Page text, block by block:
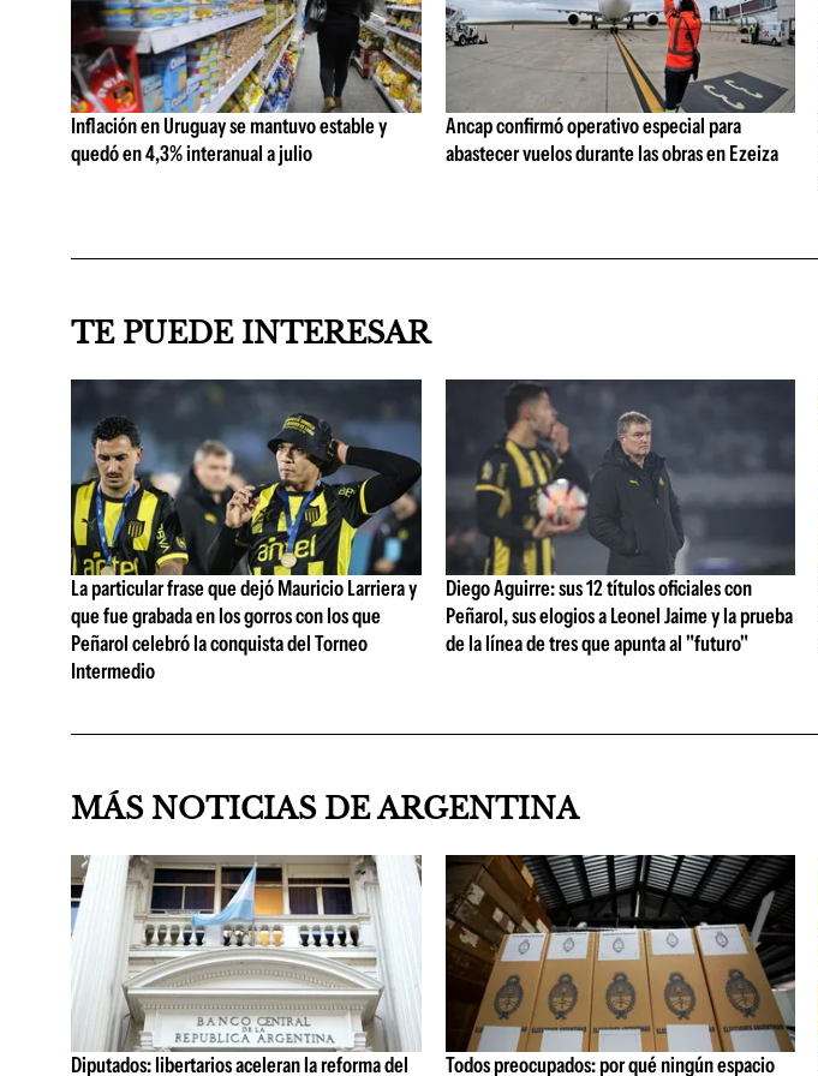
Inflación en Uruguay se mantuvo estable y
quedó en 4,3% interanual a julio
Ancap confirmó operativo especial para
abastecer vuelos durante las obras en Ezeiza
TE PUEDE INTERESAR
La particular frase que dejó Mauricio Larriera y
que fue grabada en los gorros con los que
Peñarol celebró la conquista del Torneo
Intermedio
Diego Aguirre: sus 12 títulos oficiales con
Peñarol, sus elogios a Leonel Jaime y la prueba
de la línea de tres que apunta al "futuro"
MÁS NOTICIAS DE ARGENTINA
Diputados: libertarios aceleran la reforma del Todos preocupados: por qué ningún espacio